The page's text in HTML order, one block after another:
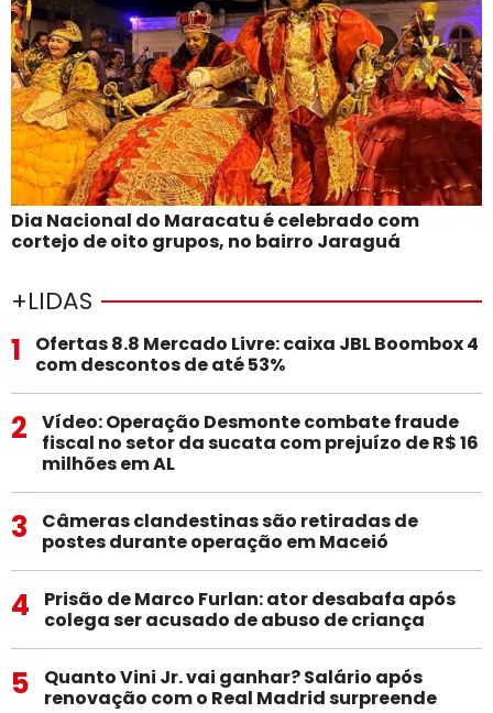
Dia Nacional do Maracatu é celebrado com
cortejo de oito grupos, no bairro Jaraguá
+LIDAS
1
Ofertas 8.8 Mercado Livre: caixa JBL Boombox 4
com descontos de até 53%
2
Vídeo: Operação Desmonte combate fraude
fiscal no setor da sucata com prejuízo de R$ 16
milhões em AL
3
Câmeras clandestinas são retiradas de
postes durante operação em Maceió
4
Prisão de Marco Furlan: ator desabafa após
colega ser acusado de abuso de criança
5
Quanto Vini Jr. vai ganhar? Salário após
renovação com o Real Madrid surpreende